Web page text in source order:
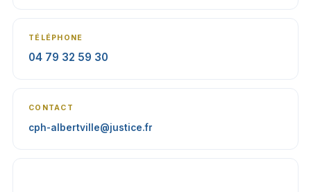
TÉLÉPHONE
04 79 32 59 30
CONTACT
cph-albertville@justice.fr